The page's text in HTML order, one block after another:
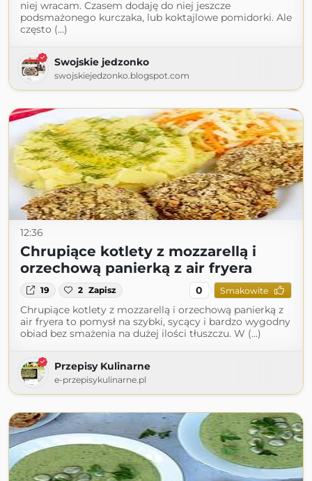
niej wracam. Czasem dodaję do niej jeszcze
podsmażonego kurczaka, lub koktajlowe pomidorki. Ale
często (...)
Swojskie jedzonko
swojskiejedzonko.blogspot.com
12:36
Chrupiące kotlety z mozzarellą i
orzechową panierką z air fryera
19 2 Zapisz 0 Smakowite
Chrupiące kotlety z mozzarellą i orzechową panierką z
air fryera to pomysł na szybki, sycący i bardzo wygodny
obiad bez smażenia na dużej ilości tłuszczu. W (...)
Przepisy Kulinarne
e-przepisykulinarne.pl